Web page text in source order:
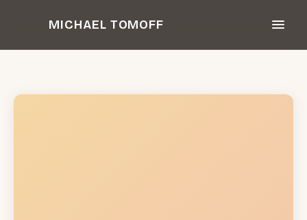
MICHAEL TOMOFF